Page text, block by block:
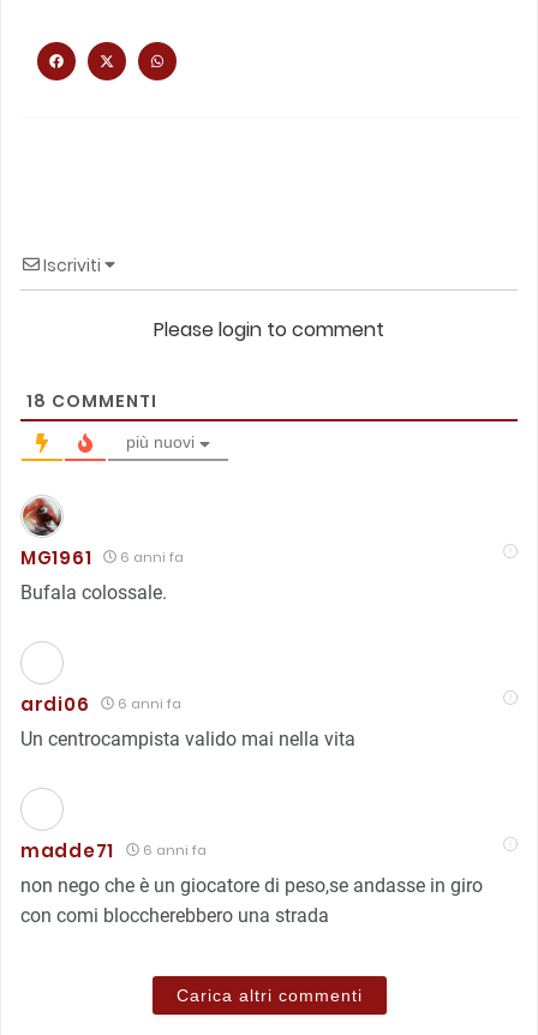
Iscriviti
Please login to comment
18 COMMENTI
più nuovi
MG1961 6 anni fa
Bufala colossale.
ardi06 6 anni fa
Un centrocampista valido mai nella vita
madde71 6 anni fa
non nego che è un giocatore di peso,se andasse in giro
con comi bloccherebbero una strada
Carica altri commenti